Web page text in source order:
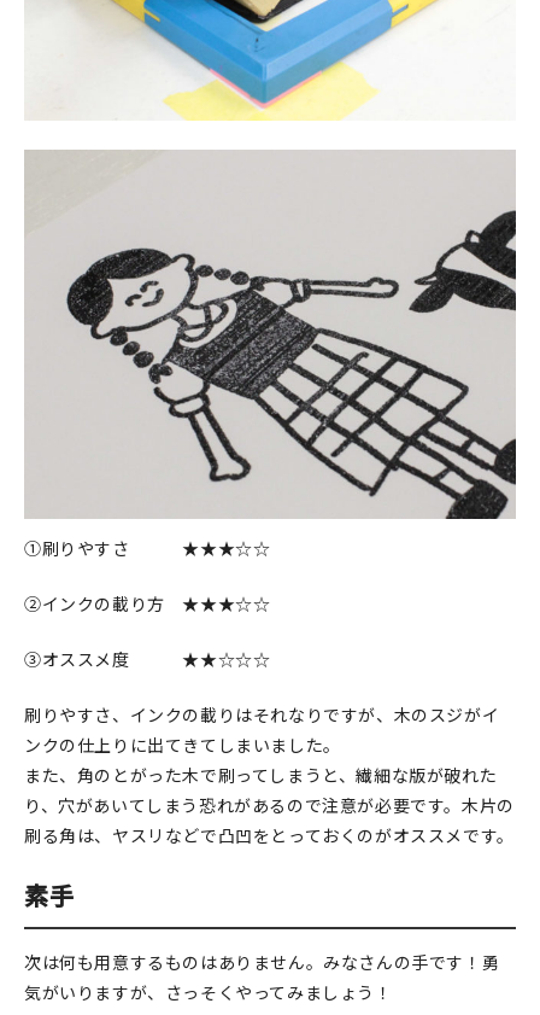
①刷りやすさ ★★★☆☆
②インクの載り方 ★★★☆☆
③オススメ度 ★★☆☆☆
刷りやすさ、インクの載りはそれなりですが、木のスジがイ
ンクの仕上りに出てきてしまいました。
また、角のとがった木で刷ってしまうと、繊細な版が破れた
り、穴があいてしまう恐れがあるので注意が必要です。木片の
刷る角は、ヤスリなどで凸凹をとっておくのがオススメです。
素手
次は何も用意するものはありません。みなさんの手です！勇
気がいりますが、さっそくやってみましょう！